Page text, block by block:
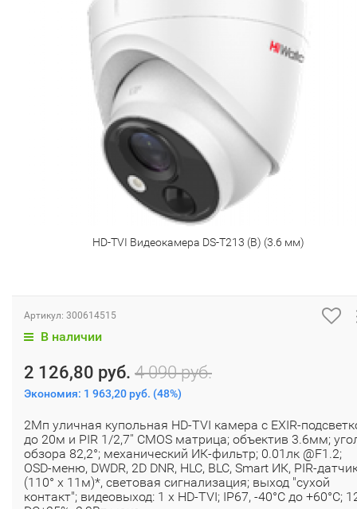
HD-TVI Видеокамера DS-T213 (B) (3.6 мм)
Артикул: 300614515
В наличии
2 126,80 руб. 4 090 руб.
Экономия: 1 963,20 руб. (48%)
2Мп уличная купольная HD-TVI камера с EXIR-
до 20м и PIR 1/2,7'' CMOS матрица; объектив 3.6мм;
обзора 82,2°; механический ИК-фильтр; 0.01лк @F1.2;
OSD-меню, DWDR, 2D DNR, HLC, BLC, Smart ИК, PIR-
(110° x 11м)*, световая сигнализация; выход "сухой
контакт"; видеовыход: 1 х HD-TVI; IP67, -40°С до +60°С;